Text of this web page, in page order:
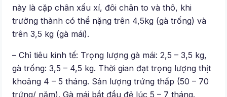
này là cặp chân xấu xí, đôi chân to và thô, khi
trưởng thành có thể nặng trên 4,5kg (gà trống) và
trên 3,5 kg (gà mái).
– Chỉ tiêu kinh tế: Trọng lượng gà mái: 2,5 – 3,5 kg,
gà trống: 3,5 – 4,5 kg. Thời gian đạt trọng lượng thịt
khoảng 4 – 5 tháng. Sản lượng trứng thấp (50 – 70
trứng/ năm). Gà mái bắt đầu đẻ lúc 5 – 7 tháng.